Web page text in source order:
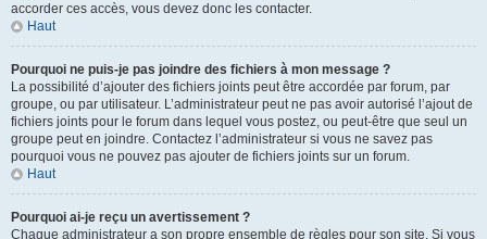
accorder ces accès, vous devez donc les contacter.
Haut
Pourquoi ne puis-je pas joindre des fichiers à mon message ?
La possibilité d’ajouter des fichiers joints peut être accordée par forum, par
groupe, ou par utilisateur. L’administrateur peut ne pas avoir autorisé l’ajout de
fichiers joints pour le forum dans lequel vous postez, ou peut-être que seul un
groupe peut en joindre. Contactez l’administrateur si vous ne savez pas
pourquoi vous ne pouvez pas ajouter de fichiers joints sur un forum.
Haut
Pourquoi ai-je reçu un avertissement ?
Chaque administrateur a son propre ensemble de règles pour son site. Si vous